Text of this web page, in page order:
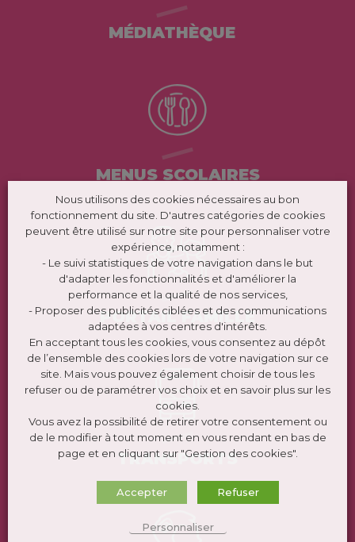
MÉDIATHÈQUE
MENUS SCOLAIRES
PORTAIL FAMILLE
TRANSPORTS
Nous utilisons des cookies nécessaires au bon
fonctionnement du site. D'autres catégories de cookies
peuvent être utilisé sur notre site pour personnaliser votre
expérience, notamment :
- Le suivi statistiques de votre navigation dans le but
d'adapter les fonctionnalités et d'améliorer la
performance et la qualité de nos services,
- Proposer des publicités ciblées et des communications
adaptées à vos centres d'intérêts.
En acceptant tous les cookies, vous consentez au dépôt
de l’ensemble des cookies lors de votre navigation sur ce
site. Mais vous pouvez également choisir de tous les
refuser ou de paramétrer vos choix et en savoir plus sur les
cookies.
Vous avez la possibilité de retirer votre consentement ou
de le modifier à tout moment en vous rendant en bas de
page et en cliquant sur "Gestion des cookies".
Accepter Refuser
Personnaliser